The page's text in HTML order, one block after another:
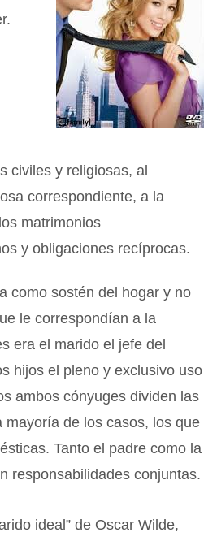
civiles y religiosas, al
correspondiente, a la
matrimonios
y obligaciones recíprocas.
como sostén del hogar y no
le correspondían a la
era el marido el jefe del
hijos el pleno y exclusivo uso
ambos cónyuges dividen las
de los casos, los que
Tanto el padre como la
responsabilidades conjuntas.
ideal” de Oscar Wilde,